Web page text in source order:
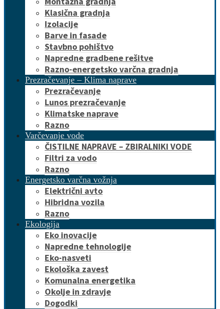
Klasična gradnja
Izolacije
Barve in fasade
Stavbno pohištvo
Napredne gradbene rešitve
Razno-energetsko varčna gradnja
Prezračevanje – Klima naprave
Prezračevanje
Lunos prezračevanje
Klimatske naprave
Razno
Varčevanje vode
ČISTILNE NAPRAVE – ZBIRALNIKI VODE
Filtri za vodo
Razno
Energetsko varčna vožnja
Električni avto
Hibridna vozila
Razno
Ekologija
Eko inovacije
Napredne tehnologije
Eko-nasveti
Ekološka zavest
Komunalna energetika
Okolje in zdravje
Dogodki